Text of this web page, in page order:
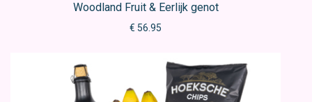
Woodland Fruit & Eerlijk genot
€ 56.95